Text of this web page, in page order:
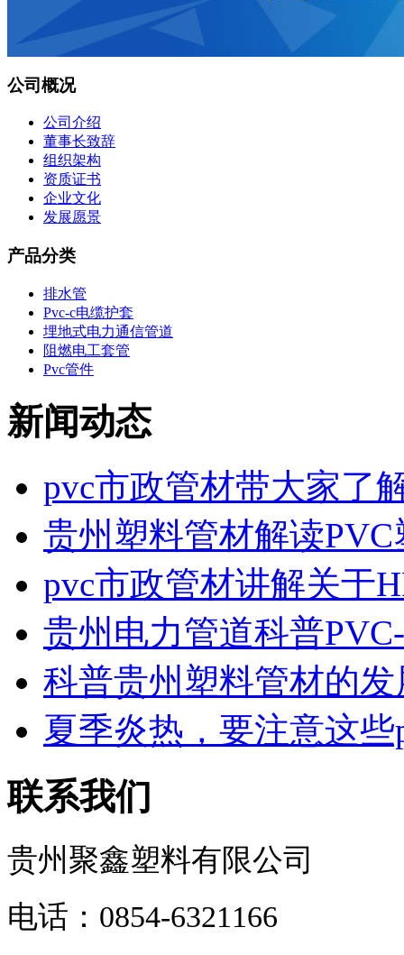
公司概况
公司介绍
董事长致辞
组织架构
资质证书
企业文化
发展愿景
产品分类
排水管
Pvc-c电缆护套
埋地式电力通信管道
阻燃电工套管
Pvc管件
新闻动态
pvc市政管材带大家了
贵州塑料管材解读PVC
pvc市政管材讲解关于
贵州电力管道科普
科普贵州塑料管材的发
夏季炎热，要注意这些
联系我们
贵州聚鑫塑料有限公司
电话：0854-6321166